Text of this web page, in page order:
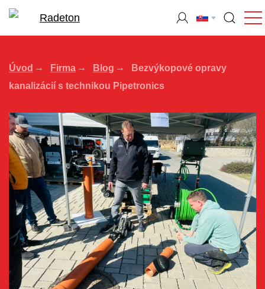
Úvod Firma Blog
Bezvýkopové opravy
kanalizácií s technikou Pipetronics